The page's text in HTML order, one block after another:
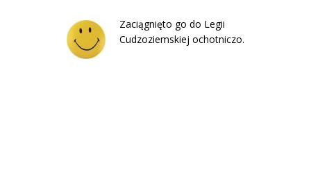
Zaciągnięto go do Legii
Cudzoziemskiej ochotniczo.